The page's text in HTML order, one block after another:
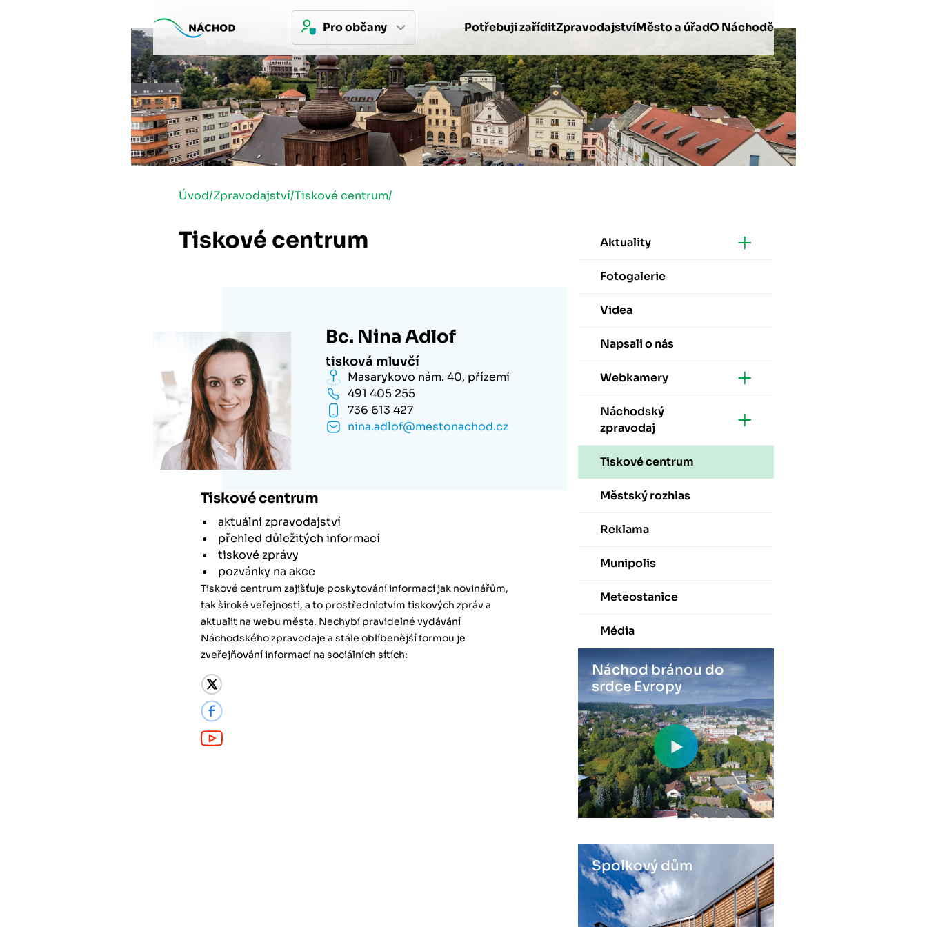
Pro občany Potřebuji zaříditZpravodajstvíMěsto a úřadO Náchodě
Úvod/Zpravodajství/Tiskové centrum/
Tiskové centrum
Bc. Nina Adlof
tisková mluvčí
Masarykovo nám. 40, přízemí
491 405 255
736 613 427
nina.adlof@mestonachod.cz
Tiskové centrum
aktuální zpravodajství
přehled důležitých informací
tiskové zprávy
pozvánky na akce
Tiskové centrum zajišťuje poskytování informací jak novinářům,
tak široké veřejnosti, a to prostřednictvím tiskových zpráv a
aktualit na webu města. Nechybí pravidelné vydávání
Náchodského zpravodaje a stále oblíbenější formou je
zveřejňování informací na sociálních sítích:
Aktuality
Fotogalerie
Videa
Napsali o nás
Webkamery
Náchodský
zpravodaj
Tiskové centrum
Městský rozhlas
Reklama
Munipolis
Meteostanice
Média
Náchod bránou do
srdce Evropy
Spolkový dům